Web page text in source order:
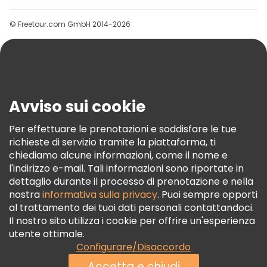
Gruppi
Aiuto
Termini E Condizioni
Informativa Sui Cookie
Freetour Premi
Programma Di Fidelizzazione
© Freetour.com GmbH 2014-2026
Avviso sui cookie
Per effettuare le prenotazioni e soddisfare le tue
richieste di servizio tramite la piattaforma, ti
chiediamo alcune informazioni, come il nome e
l'indirizzo e-mail. Tali informazioni sono riportate in
dettaglio durante il processo di prenotazione e nella
nostrainformativa sulla privacy. Puoi sempre opporti
al trattamento dei tuoi dati personali contattandoci.
Il nostro sito utilizza i cookie per offrire un'esperienza
utente ottimale.
Configurare/Disaccordo